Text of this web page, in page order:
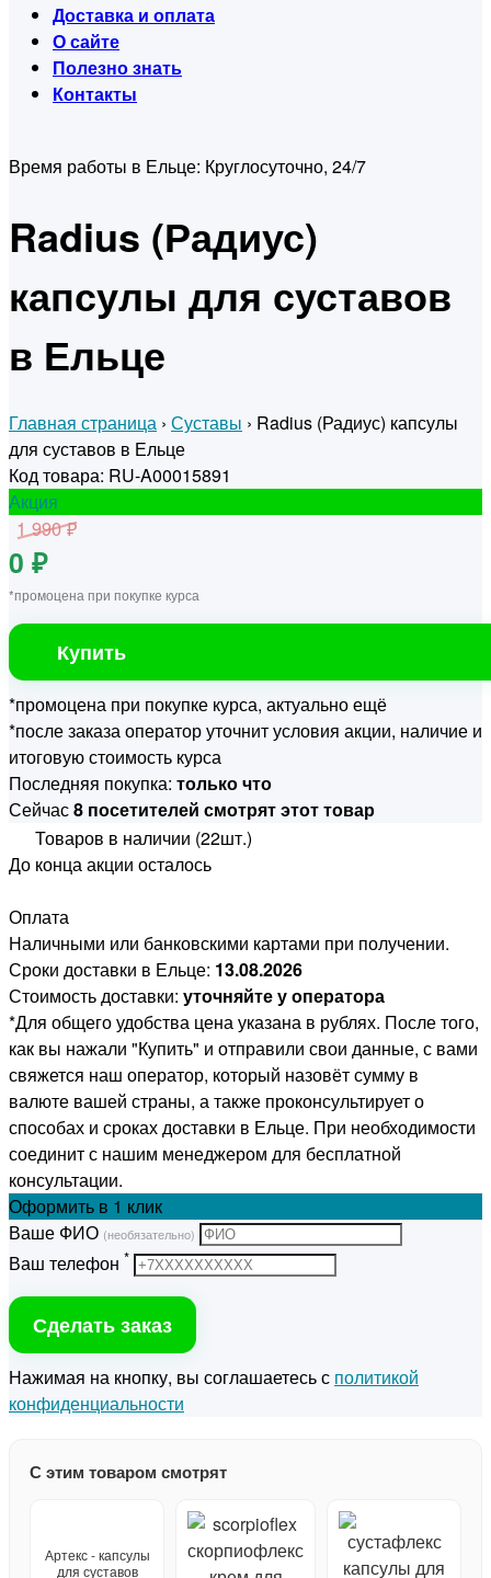
Доставка и оплата
О сайте
Полезно знать
Контакты
Время работы в Ельце: Круглосуточно, 24/7
Radius (Радиус)
капсулы для суставов
в Ельце
Главная страница › Суставы › Radius (Радиус) капсулы
для суставов в Ельце
Код товара: RU-A00015891
Акция
1 990 ₽
0 ₽
*промоцена при покупке курса
Купить
*промоцена при покупке курса, актуально ещё
*после заказа оператор уточнит условия акции, наличие и
итоговую стоимость курса
Последняя покупка: только что
Сейчас8 посетителей смотрят этот товар
Товаров в наличии (22шт.)
До конца акции осталось
Оплата
Наличными или банковскими картами при получении.
Сроки доставки в Ельце: 13.08.2026
Стоимость доставки: уточняйте у оператора
*Для общего удобства цена указана в рублях. После того,
как вы нажали "Купить" и отправили свои данные, с вами
свяжется наш оператор, который назовёт сумму в
валюте вашей страны, а также проконсультирует о
способах и сроках доставки в Ельце. При необходимости
соединит с нашим менеджером для бесплатной
консультации.
Оформить в 1 клик
Ваше ФИО (необязательно)
Ваш телефон *
Сделать заказ
Нажимая на кнопку, вы соглашаетесь с политикой
конфиденциальности
С этим товаром смотрят
Артекс - капсулы
для суставов